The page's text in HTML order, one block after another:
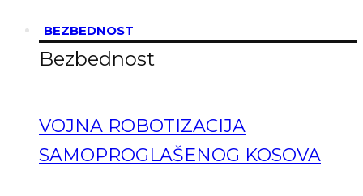
BEZBEDNOST
Bezbednost
VOJNA ROBOTIZACIJA
SAMOPROGLAŠENOG KOSOVA